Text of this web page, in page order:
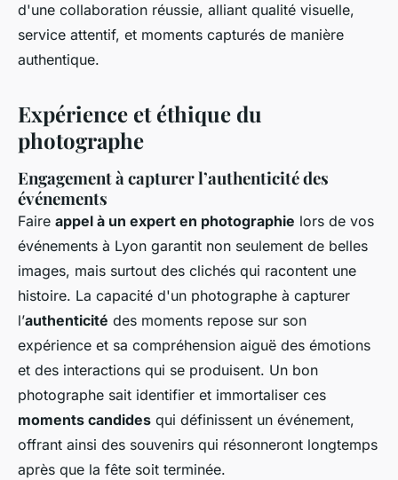
d'une collaboration réussie, alliant qualité visuelle,
service attentif, et moments capturés de manière
authentique.
Expérience et éthique du
photographe
Engagement à capturer l’authenticité des
événements
Faire appel à un expert en photographie lors de vos
événements à Lyon garantit non seulement de belles
images, mais surtout des clichés qui racontent une
histoire. La capacité d'un photographe à capturer
l’authenticité des moments repose sur son
expérience et sa compréhension aiguë des émotions
et des interactions qui se produisent. Un bon
photographe sait identifier et immortaliser ces
moments candides qui définissent un événement,
offrant ainsi des souvenirs qui résonneront longtemps
après que la fête soit terminée.